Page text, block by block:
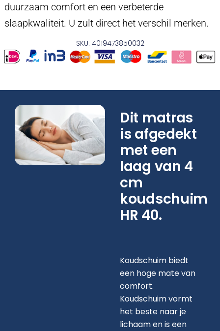
duurzaam comfort en een verbeterde
slaapkwaliteit. U zult direct het verschil merken.
SKU: 4019473850032
Dit matras
is afgedekt
met een
laag van 4
cm
koudschuim
HR 40.
Koudschuim biedt
een hoge mate van
comfort.
Koudschuim vormt
het beste naar je
lichaam en is een